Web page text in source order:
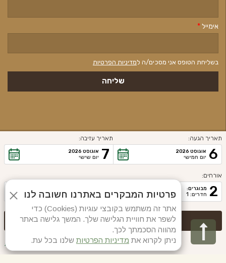
אימייל*
בשליחת הטופס אני מסכים/ה למדיניות הפרטיות
האתר מנוהל ע"יProper/a>
2020 © כל הזכויות שמורות. כפר הנופש נופי הבשן |
פרטיות המבקרים באתרנו חשובה לנו
אתר זה משתמש בקובצי עוגיות (Cookies) כדי
לשפר את חוויית הגלישה שלך. המשך גלישה באתר
מהווה הסכמתך לכך.
ניתן לקרוא את מדיניות הפרטיות שלנו בכל עת.
תאריך הגעה:
6 אוגוסט 2026
יום חמישי
תאריך עזיבה:
7 אוגוסט 2026
יום שישי
אורחים:
2 מבוגרים:
חדרים: 1
מדיניות פרטיות קוד קופון: שינוי/ביטול הזמנה קיימת
גלילה
לראש